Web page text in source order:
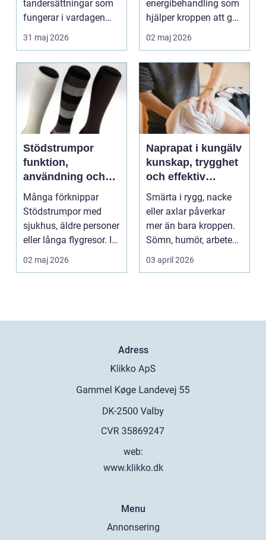
tandersättningar som
fungerar i vardagen
kronor, broar,
implantat, ...
31 maj 2026
energibehandling som
hjälper kroppen att gå
från stressläge till
02 maj 2026
Stödstrumpor
funktion,
användning och
hur du väljer rätt
Många förknippar
Stödstrumpor med
sjukhus, äldre personer
eller långa flygresor. I
verkligheten är d...
02 maj 2026
Naprapat i kungälv
kunskap, trygghet
och effektiv
smärtlindring
Smärta i rygg, nacke
eller axlar påverkar
mer än bara kroppen.
Sömn, humör, arbete
och vardag blir l...
03 april 2026
Adress
web:
www.klikko.dk
Menu
Annonsering